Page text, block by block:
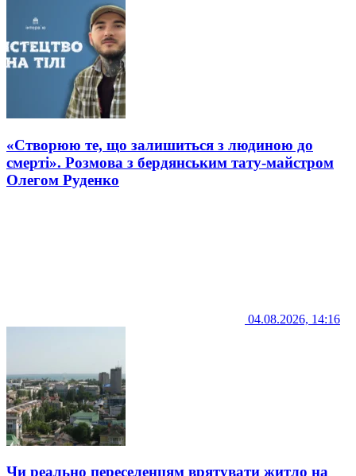
«Створюю те, що залишиться з людиною до
смерті». Розмова з бердянським тату-майстром
Олегом Руденко
04.08.2026, 14:16
Чи реально переселенцям врятувати житло на